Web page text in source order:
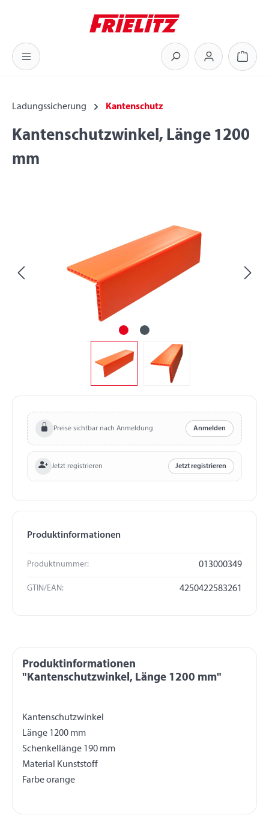
Zum Hauptinhalt springen
Ladungssicherung Kantenschutz
Kantenschutzwinkel, Länge 1200
mm
Preise sichtbar nach Anmeldung Anmelden
Jetzt registrieren Jetzt registrieren
Produktinformationen
Produktnummer: 013000349
GTIN/EAN: 4250422583261
Produktinformationen
"Kantenschutzwinkel, Länge 1200 mm"
Kantenschutzwinkel
Länge 1200 mm
Schenkellänge 190 mm
Material Kunststoff